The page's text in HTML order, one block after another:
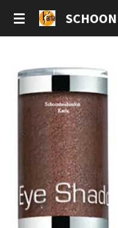
Ga
direct
hoofdinhoud